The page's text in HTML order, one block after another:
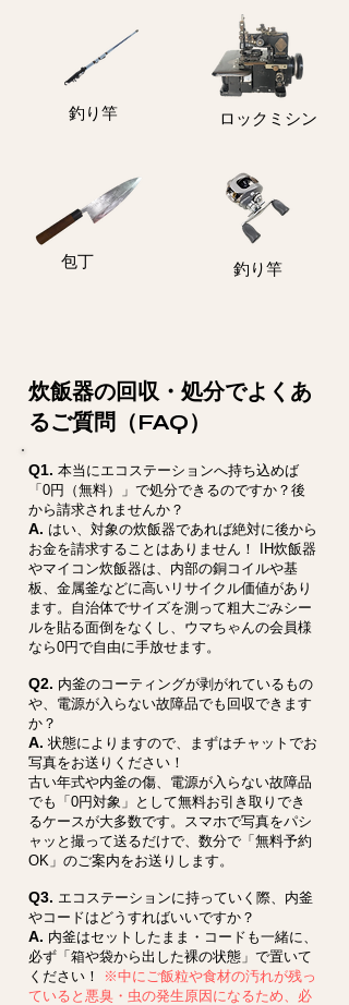
釣り竿 ロックミシン
包丁 釣り竿
炊飯器の回収・処分でよくあ
るご質問（FAQ）
Q1. 本当にエコステーションへ持ち込めば
「0円（無料）」で処分できるのですか？後
から請求されませんか？
A. はい、対象の炊飯器であれば絶対に後から
お金を請求することはありません！ IH炊飯器
やマイコン炊飯器は、内部の銅コイルや基
板、金属釜などに高いリサイクル価値があり
ます。自治体でサイズを測って粗大ごみシー
ルを貼る面倒をなくし、ウマちゃんの会員様
なら0円で自由に手放せます。
Q2. 内釜のコーティングが剥がれているもの
や、電源が入らない故障品でも回収できます
か？
A. 状態によりますので、まずはチャットでお
写真をお送りください！
古い年式や内釜の傷、電源が入らない故障品
でも「0円対象」として無料お引き取りでき
るケースが大多数です。スマホで写真をパシ
ャッと撮って送るだけで、数分で「無料予約
OK」のご案内をお送りします。
Q3. エコステーションに持っていく際、内釜
やコードはどうすればいいですか？
A. 内釜はセットしたまま・コードも一緒に、
必ず「箱や袋から出した裸の状態」で置いて
ください！
※中にご飯粒や食材の汚れが残っ
ていると悪臭・虫の発生原因になるため、必